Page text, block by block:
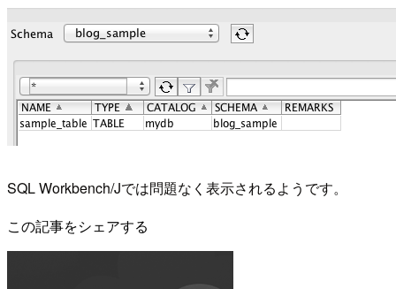
SQL Workbench/Jでは問題なく表示されるようです。
この記事をシェアする